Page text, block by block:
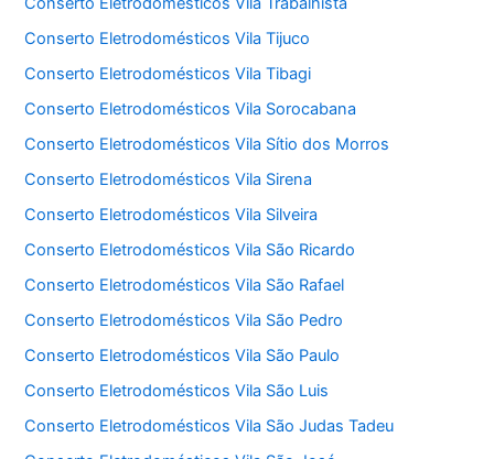
Conserto Eletrodomésticos Vila Tijuco
Conserto Eletrodomésticos Vila Tibagi
Conserto Eletrodomésticos Vila Sorocabana
Conserto Eletrodomésticos Vila Sítio dos Morros
Conserto Eletrodomésticos Vila Sirena
Conserto Eletrodomésticos Vila Silveira
Conserto Eletrodomésticos Vila São Ricardo
Conserto Eletrodomésticos Vila São Rafael
Conserto Eletrodomésticos Vila São Pedro
Conserto Eletrodomésticos Vila São Paulo
Conserto Eletrodomésticos Vila São Luis
Conserto Eletrodomésticos Vila São Judas Tadeu